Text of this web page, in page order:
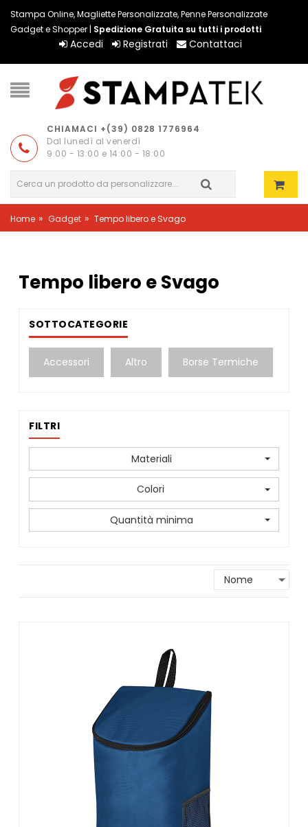
Stampa Online, Magliette Personalizzate, Penne Personalizzate
Gadget e Shopper | Spedizione Gratuita su tutti i prodotti
Accedi Registrati Contattaci
CHIAMACI +(39) 0828 1776964
Dal lunedì al venerdì
9:00 - 13:00 e 14:00 - 18:00
Home » Gadget » Tempo libero e Svago
Tempo libero e Svago
SOTTOCATEGORIE
Accessori Altro Borse Termiche
FILTRI
Materiali
Colori
Quantità minima